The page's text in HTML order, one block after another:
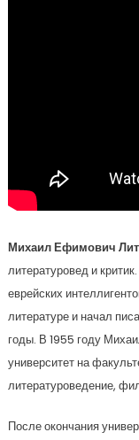
Михаил Ефимович
литературовед и
еврейских
литературе и начал
годы. В 1955 году
университет на
литературоведение,
После окончания